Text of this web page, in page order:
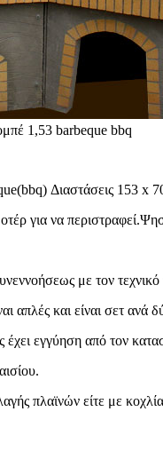
1,53 barbeque bbq
Διαστάσεις 153 x
για να
με τον
απλές και είναι σετ ανά
έχει εγγύηση από τον
πλαϊνών είτε με